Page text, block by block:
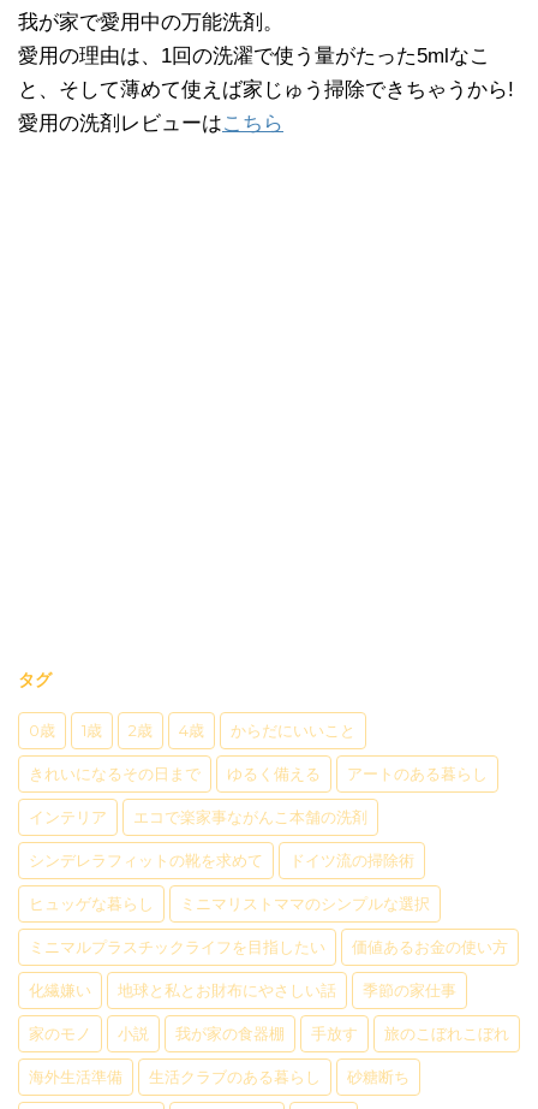
我が家で愛用中の万能洗剤。
愛用の理由は、1回の洗濯で使う量がたった5mlなこ
と、そして薄めて使えば家じゅう掃除できちゃうから!
愛用の洗剤レビューはこちら
タグ
0歳 1歳 2歳 4歳 からだにいいこと
きれいになるその日まで ゆるく備える アートのある暮らし
インテリア エコで楽家事ながんこ本舗の洗剤
シンデレラフィットの靴を求めて ドイツ流の掃除術
ヒュッゲな暮らし ミニマリストママのシンプルな選択
ミニマルプラスチックライフを目指したい 価値あるお金の使い方
化繊嫌い 地球と私とお財布にやさしい話 季節の家仕事
家のモノ 小説 我が家の食器棚 手放す 旅のこぼれこぼれ
海外生活準備 生活クラブのある暮らし 砂糖断ち